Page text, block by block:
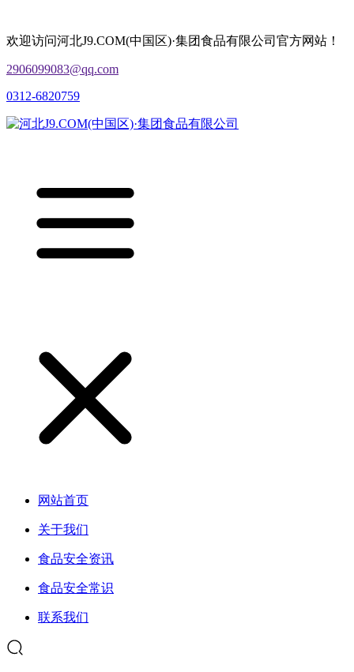
欢迎访问河北J9.COM(中国区)·集团食品有限公司官方网站！
2906099083@qq.com
0312-6820759
网站首页
关于我们
食品安全资讯
食品安全常识
联系我们